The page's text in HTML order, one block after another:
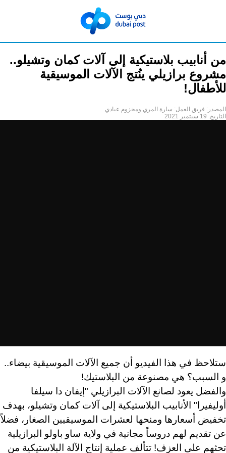
من أنابيب بلاستيكية إلى آلات كمان وتشيلو..
مشروع برازيلي ينُتج الآلات الموسيقية
للأطفال!
المصدر: فريق العمل: سارة المري ومخزوم عبادي
التاريخ: 19 سبتمبر 2021
ستلاحظ في هذا الفيديو أن جميع الآلات الموسيقية بيضاء..
و السبب؟ هي مصنوعة من البلاستيك!
والفضل يعود لصانع الآلات البرازيلي "إيفان دا سيلفا
أوليفيرا" الأنابيب البلاستيكية إلى آلات كمان وتشيلو، بهدف
تخفيض أسعارها ومنحها لعشرات الموسيقيين الصغار، فضلاً
عن تقديم لهم دروساً مجانية في ولاية ساو باولو البرازيلية
تحثهم على العزف! تتألف عملية إنتاج الآلة البلاستيكية من